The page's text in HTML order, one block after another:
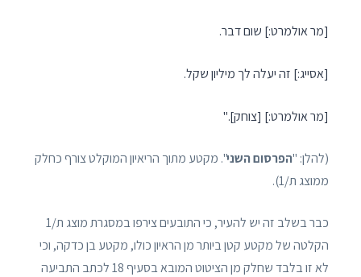
[מר אולמרט:] שום דבר.
[אסייג:] זה יעלה לך מיליון שקל.
[מר אולמרט:] [צוחק]."
(להלן: "הפרסום השני". מקטע מתוך הריאיון המוקלט צורף כחלק
ממוצג ת/1).
כבר בשלב זה יש להעיר, כי התובעים צירפו במסגרת מוצג ת/1
הקלטה של מקטע קטן ביותר מן הראיון כולו, מקטע בן כדקה, וכי
לא זו בלבד שחלק מן הציטוט המובא בסעיף 18 לכתב התביעה